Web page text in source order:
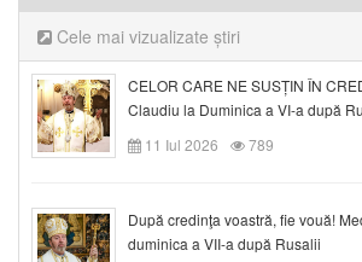
Cele mai vizualizate știri
CELOR CARE NE SUSȚIN ÎN
Claudiu la Duminica a VI-a după
11 Iul 2026
789
După credinţa voastră, fie vouă!
duminica a VII-a după Rusalii